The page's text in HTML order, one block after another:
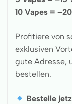
10 Vapes =
Profitiere von
exklusiven
gute Adresse,
bestellen.
Bestelle